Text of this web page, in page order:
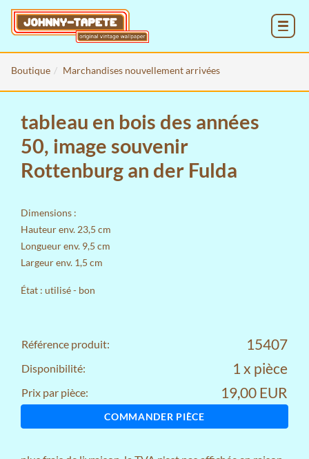
Boutique Marchandises nouvellement arrivées
tableau en bois des années
50, image souvenir
Rottenburg an der Fulda
Dimensions :
Hauteur env. 23,5 cm
Longueur env. 9,5 cm
Largeur env. 1,5 cm
État : utilisé - bon
Référence produit: 15407
Disponibilité: 1 x pièce
Prix par pièce: 19,00 EUR
COMMANDER PIÈCE